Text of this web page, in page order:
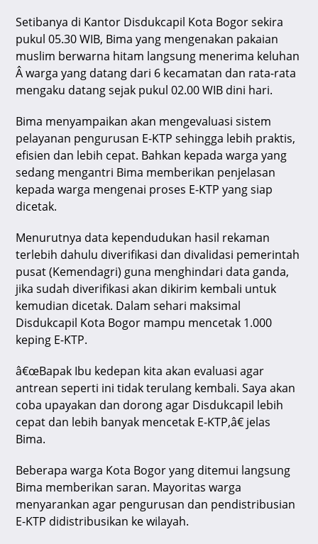
Setibanya di Kantor Disdukcapil Kota Bogor sekira
pukul 05.30 WIB, Bima yang mengenakan pakaian
muslim berwarna hitam langsung menerima keluhan
Â warga yang datang dari 6 kecamatan dan rata-rata
mengaku datang sejak pukul 02.00 WIB dini hari.
Bima menyampaikan akan mengevaluasi sistem
pelayanan pengurusan E-KTP sehingga lebih praktis,
efisien dan lebih cepat. Bahkan kepada warga yang
sedang mengantri Bima memberikan penjelasan
kepada warga mengenai proses E-KTP yang siap
dicetak.
Menurutnya data kependudukan hasil rekaman
terlebih dahulu diverifikasi dan divalidasi pemerintah
pusat (Kemendagri) guna menghindari data ganda,
jika sudah diverifikasi akan dikirim kembali untuk
kemudian dicetak. Dalam sehari maksimal
Disdukcapil Kota Bogor mampu mencetak 1.000
keping E-KTP.
â€œBapak Ibu kedepan kita akan evaluasi agar
antrean seperti ini tidak terulang kembali. Saya akan
coba upayakan dan dorong agar Disdukcapil lebih
cepat dan lebih banyak mencetak E-KTP,â€ jelas
Bima.
Beberapa warga Kota Bogor yang ditemui langsung
Bima memberikan saran. Mayoritas warga
menyarankan agar pengurusan dan pendistribusian
E-KTP didistribusikan ke wilayah.